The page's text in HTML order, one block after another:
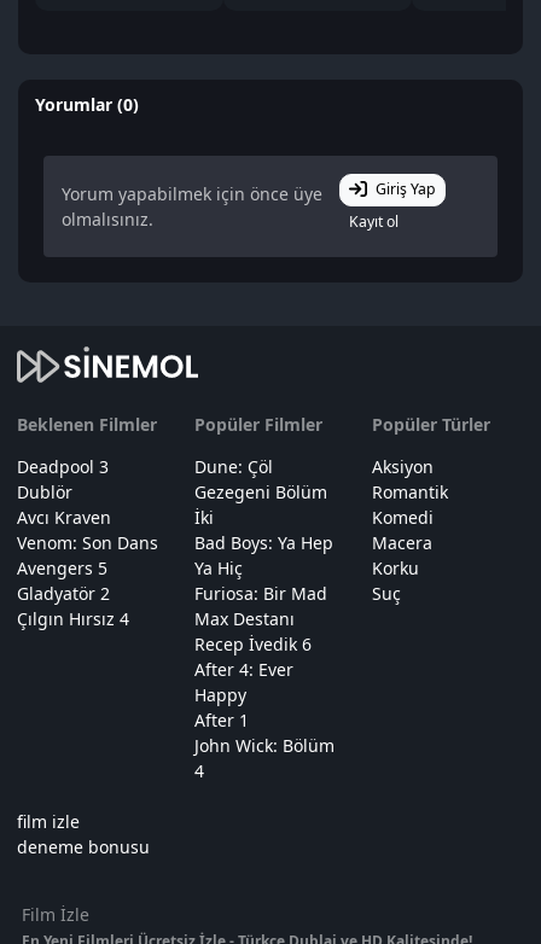
Yorumlar (0)
Yorum yapabilmek için önce üye
olmalısınız.
Giriş Yap
Kayıt ol
Beklenen Filmler
Deadpool 3
Dublör
Avcı Kraven
Venom: Son Dans
Avengers 5
Gladyatör 2
Çılgın Hırsız 4
Popüler Filmler
Dune: Çöl
Gezegeni Bölüm
İki
Bad Boys: Ya Hep
Ya Hiç
Furiosa: Bir Mad
Max Destanı
Recep İvedik 6
After 4: Ever
Happy
After 1
John Wick: Bölüm
4
Popüler Türler
Aksiyon
Romantik
Komedi
Macera
Korku
Suç
film izle
deneme bonusu
Film İzle